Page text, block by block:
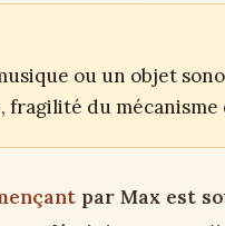
ou un objet
fragilité du
par Max est